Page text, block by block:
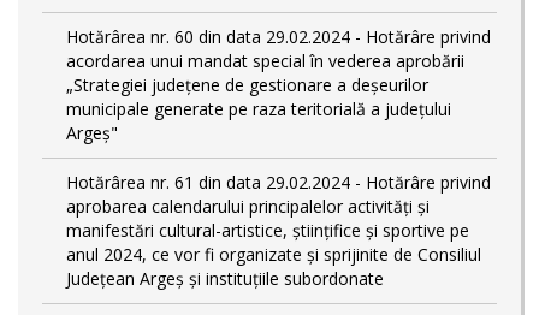
Hotărârea nr. 60 din data 29.02.2024 - Hotărâre privind
acordarea unui mandat special în vederea aprobării
„Strategiei județene de gestionare a deșeurilor
municipale generate pe raza teritorială a județului
Argeș"
Hotărârea nr. 61 din data 29.02.2024 - Hotărâre privind
aprobarea calendarului principalelor activităţi şi
manifestări cultural-artistice, ştiinţifice şi sportive pe
anul 2024, ce vor fi organizate şi sprijinite de Consiliul
Judeţean Argeş şi instituţiile subordonate